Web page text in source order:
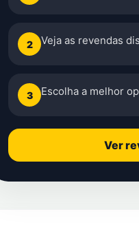
2 Veja as revendas
3 Escolha a melhor
Ver